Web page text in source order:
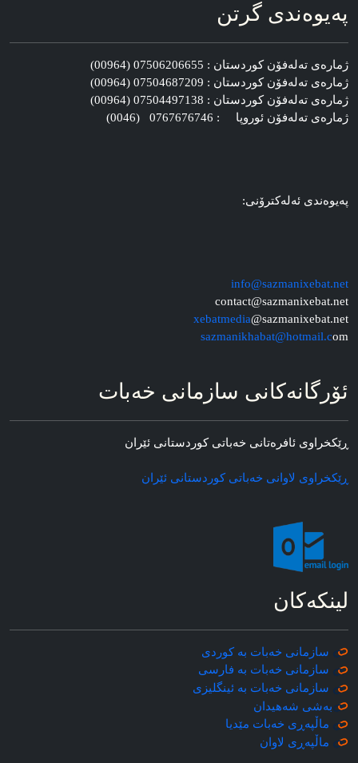
په‌یوه‌ندی گرتن
ژماره‌ی ته‌له‌فۆن کوردستان : 07506206655 (00964)
ژماره‌ی ته‌له‌فۆن کوردستان : 07504687209 (00964)
ژماره‌ی ته‌له‌فۆن کوردستان : 07504497138 (00964)
ژماره‌ی ته‌له‌فۆن ئوروپا : 0767676746 (0046)
په‌یوه‌ندی ئه‌له‌کترۆنی:
info@sazmanixebat.net
contact@sazmanixebat.net
xebatmedia@sazmanixebat.net
sazmanikhabat@hotmail.com
ئۆرگانه‌کانی سازمانی خه‌بات
ڕێکخراوی ئافره‌تانی خه‌باتی کوردستانی ئێران
ڕێکخراوی لاوانی خه‌باتی کوردستانی ئێران
لینکه‌کان
سازمانی خه‌بات به کوردی
سازمانی خه‌بات به فارسی
سازمانی خه‌بات به ئینگلیزی
به‌شی شه‌هیدان
ماڵپه‌ڕی خه‌بات مێدیا
ماڵپه‌ڕی لاوان